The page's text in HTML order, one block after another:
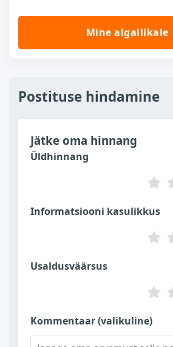
Mine algallikale
Postituse hindamine
Jätke oma hinnang
Üldhinnang
Informatsiooni kasulikkus
Usaldusväärsus
Kommentaar (valikuline)